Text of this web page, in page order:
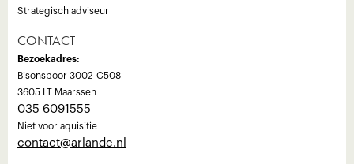
Strategisch adviseur
CONTACT
Bezoekadres:
Bisonspoor 3002-C508
3605 LT Maarssen
035 6091555
Niet voor aquisitie
‍contact@arlande.nl